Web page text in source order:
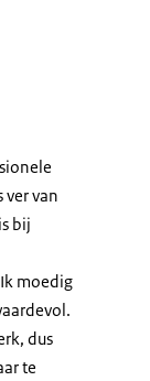
van
bij
moedig
dus
te